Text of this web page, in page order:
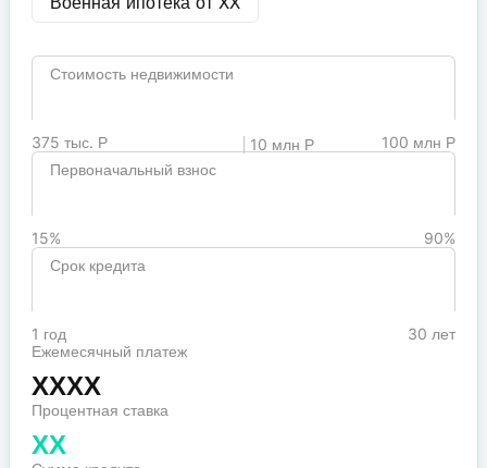
Стоимость недвижимости
375 тыс. Р 10 млн Р
100 млн Р
Первоначальный взнос
15%
90%
Срок кредита
1 год
30 лет
Ежемесячный платеж
XXXX
Процентная ставка
XX